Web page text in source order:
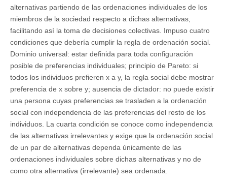
alternativas partiendo de las ordenaciones individuales de los
miembros de la sociedad respecto a dichas alternativas,
facilitando así la toma de decisiones colectivas. Impuso cuatro
condiciones que debería cumplir la regla de ordenación social.
Dominio universal: estar definida para toda configuración
posible de preferencias individuales; principio de Pareto: si
todos los individuos prefieren x a y, la regla social debe mostrar
preferencia de x sobre y; ausencia de dictador: no puede existir
una persona cuyas preferencias se trasladen a la ordenación
social con independencia de las preferencias del resto de los
individuos. La cuarta condición se conoce como independencia
de las alternativas irrelevantes y exige que la ordenación social
de un par de alternativas dependa únicamente de las
ordenaciones individuales sobre dichas alternativas y no de
como otra alternativa (irrelevante) sea ordenada.